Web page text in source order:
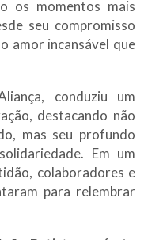
os momentos mais
seu compromisso
amor incansável que
conduziu um
destacando não
mas seu profundo
Em um
colaboradores e
para relembrar